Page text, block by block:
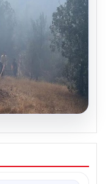
altında